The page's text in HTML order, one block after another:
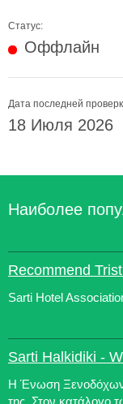
Статус:
Оффлайн
Дата последней
18 Июля 2026
Наиболее
Recommend
Sarti Hotel
Sarti Halkidiki -
Η Ένωση Ξενοδόχων
της. Στον κατάλογο